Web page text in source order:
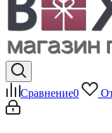
Сравнение0